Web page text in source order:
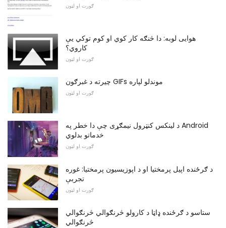
ګورت او لټون
هوایی لوبه: دا څنګه کار کوي او کوم توکي یې
کاروي؟
ګورت او لټون
چیرته د غبرګون GIFs موندلو لپاره
ګورت او لټون
د لینکس کنټرول نیمګړی چې دا خطر په Android
خدماتو بدلوي
ګورت او لټون
د ګرځنده اپیل پرمختیا او د اپوزیسیون پرمختیا: غوره
تجربې
ګورت او لټون
ستاسو د ګرځنده ډاټا د کارولو څرنګوالي څرنګوالي
څرنګوالي